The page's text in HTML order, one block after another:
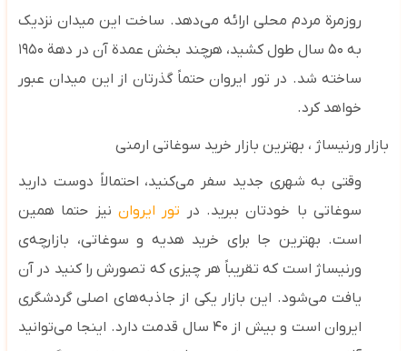
روزمرة مردم محلی ارائه می‌دهد. ساخت این میدان نزدیک
به ۵۰ سال طول کشید، هرچند بخش عمدة آن در دهة ۱۹۵۰
ساخته شد. در تور ایروان حتماً گذرتان از این میدان عبور
خواهد کرد.
بازار ورنیساژ ، بهترین بازار خرید سوغاتی ارمنی
وقتی به شهری جدید سفر می‌کنید، احتمالاً دوست دارید
سوغاتی با خودتان ببرید. درتور ایرواننیز حتما همین
است. بهترین جا برای خرید هدیه و سوغاتی، بازارچه‌ی
ورنیساژ است که تقریباً هر چیزی که تصورش را کنید در آن
یافت می‌شود. این بازار یکی از جاذبه‌های اصلی گردشگری
ایروان است و بیش از ۴۰ سال قدمت دارد. اینجا می‌توانید